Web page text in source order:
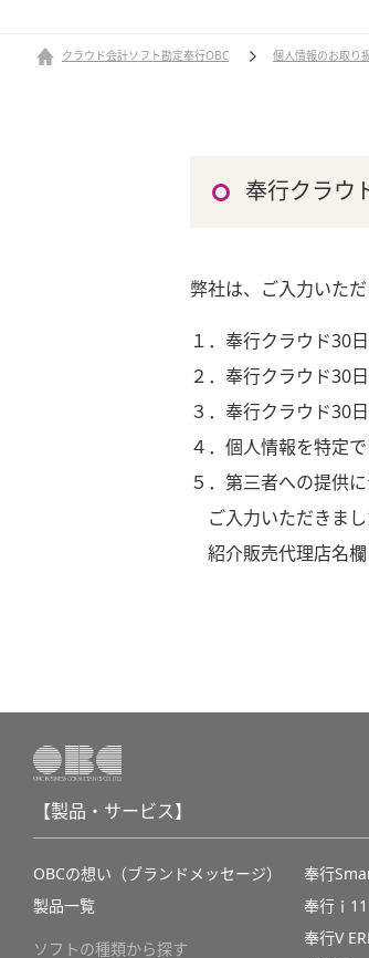
クラウド会計ソフト勘定奉行OBC 個人情報のお取り
奉行クラウ
弊社は、ご入力いた
１．奉行クラウド30
２．奉行クラウド30
３．奉行クラウド30
４．個人情報を特定
５．第三者への提供
ご入力いただきまし
紹介販売代理店名欄
【製品・サービス】
OBCの想い（ブランドメッセージ）
製品一覧
ソフトの種類から探す
奉行
奉行ｉ11
奉行V